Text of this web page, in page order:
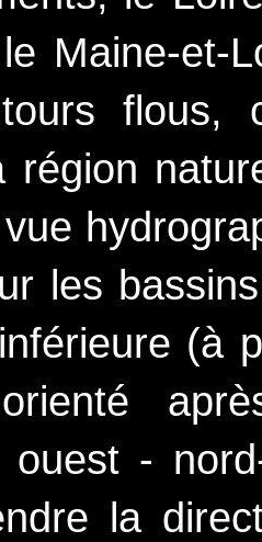
Maine-et-
flous,
région
les
(à
ouest -
la